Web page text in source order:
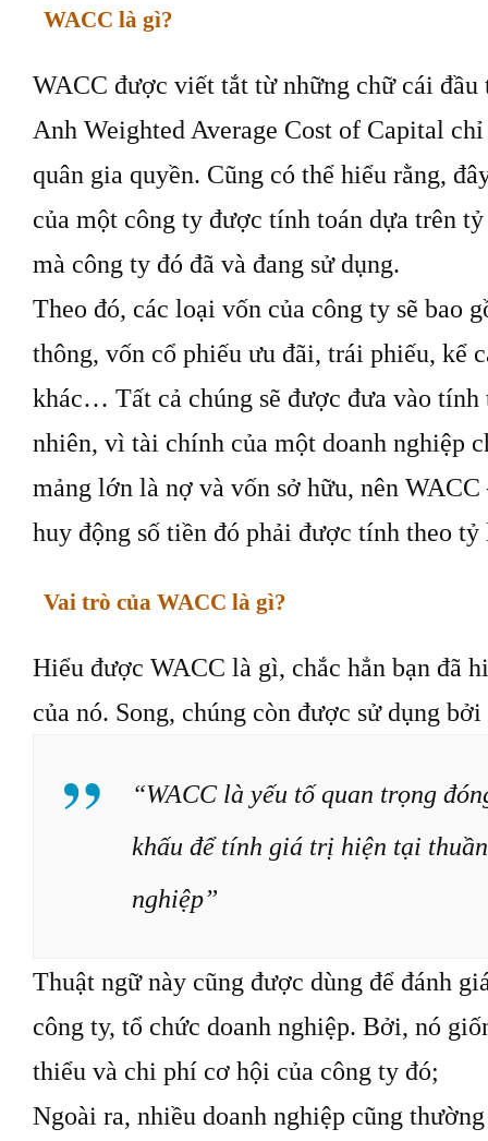
WACC là gì?
WACC được viết tắt từ những chữ cái
Anh Weighted Average Cost of Capital
quân gia quyền. Cũng có thể hiểu rằng,
của một công ty được tính toán dựa trên
mà công ty đó đã và đang sử dụng.
Theo đó, các loại vốn của công ty sẽ bao
thông, vốn cổ phiếu ưu đãi, trái phiếu, kể
khác… Tất cả chúng sẽ được đưa vào
nhiên, vì tài chính của một doanh nghiệp
mảng lớn là nợ và vốn sở hữu, nên
huy động số tiền đó phải được tính theo tỷ
Vai trò của WACC là gì?
Hiểu được WACC là gì, chắc hẳn bạn đã
của nó. Song, chúng còn được sử dụng
“WACC là yếu tố quan trọng
khấu để tính giá trị hiện tại
nghiệp”
Thuật ngữ này cũng được dùng để đánh
công ty, tổ chức doanh nghiệp. Bởi, nó
thiểu và chi phí cơ hội của công ty đó;
Ngoài ra, nhiều doanh nghiệp cũng